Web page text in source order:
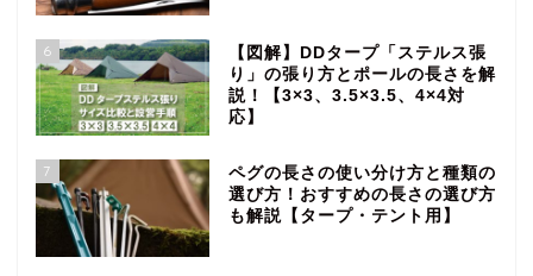
6
【図解】DDタープ「ステルス張
り」の張り方とポールの長さを解
説！【3×3、3.5×3.5、4×4対
応】
7
ペグの長さの使い分け方と種類の
選び方！おすすめの長さの選び方
も解説【タープ・テント用】